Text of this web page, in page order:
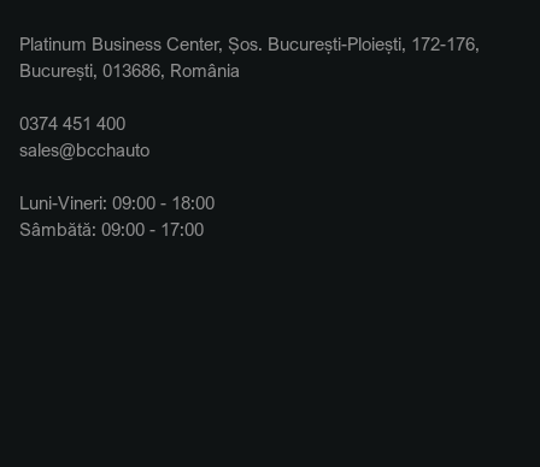
Platinum Business Center, Șos. București-Ploiești, 172-176,
București, 013686, România
0374 451 400
sales@bcchauto
Luni-Vineri: 09:00 - 18:00
Sâmbătă: 09:00 - 17:00